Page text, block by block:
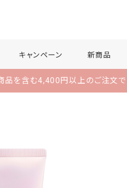
キャンペーン 新商品
品を含む4,400円以上のご注文で